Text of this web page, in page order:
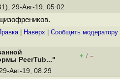
29-Авг-19, 05:02
| Наверх Cообщить модератору
PeerTub..."
+ / –
Авг-19, 08:29